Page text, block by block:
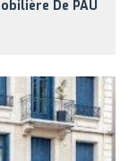
De PAU